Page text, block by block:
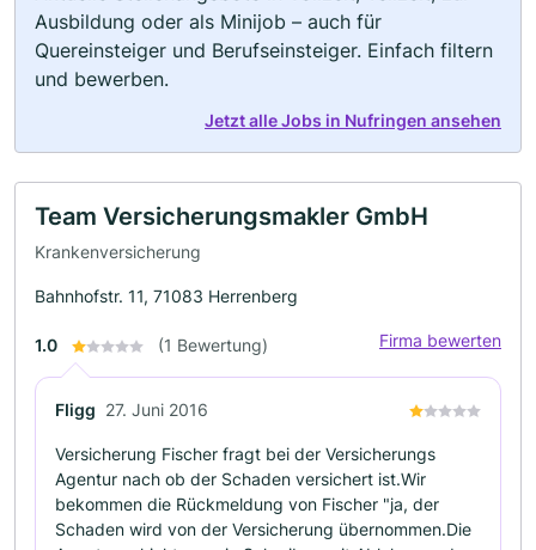
Ausbildung oder als Minijob – auch für
Quereinsteiger und Berufseinsteiger. Einfach filtern
und bewerben.
Jetzt alle Jobs in Nufringen ansehen
Team Versicherungsmakler GmbH
Krankenversicherung
Bahnhofstr. 11, 71083 Herrenberg
1.0 (1 Bewertung) Firma bewerten
FIigg 27. Juni 2016
Versicherung Fischer fragt bei der Versicherungs
Agentur nach ob der Schaden versichert ist.Wir
bekommen die Rückmeldung von Fischer "ja, der
Schaden wird von der Versicherung übernommen.Die